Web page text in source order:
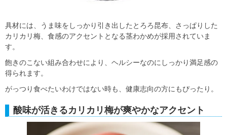
具材には、うま味をしっかり引き出したとろろ昆布、さっぱりした
カリカリ梅、食感のアクセントとなる茎わかめが採用されていま
す。
飽きのこない組み合わせにより、ヘルシーなのにしっかり満足感の
得られます。
がっつり食べたいわけではない時も、健康志向の方にもぴったり。
酸味が活きるカリカリ梅が爽やかなアクセント